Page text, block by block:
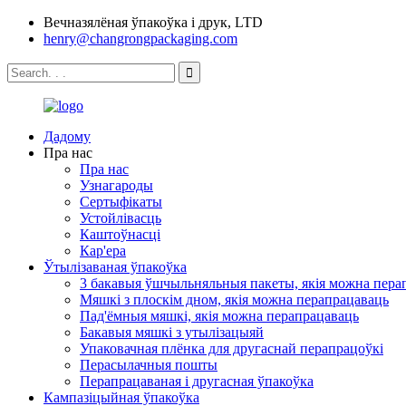
Вечназялёная ўпакоўка і друк, LTD
henry@changrongpackaging.com
Дадому
Пра нас
Пра нас
Узнагароды
Сертыфікаты
Устойлівасць
Каштоўнасці
Кар'ера
Ўтылізаваная ўпакоўка
3 бакавыя ўшчыльняльныя пакеты, якія можна
Мяшкі з плоскім дном, якія можна перапрацаваць
Пад'ёмныя мяшкі, якія можна перапрацаваць
Бакавыя мяшкі з утылізацыяй
Упаковачная плёнка для другаснай перапрацоўкі
Перасылачныя пошты
Перапрацаваная і другасная ўпакоўка
Кампазіцыйная ўпакоўка